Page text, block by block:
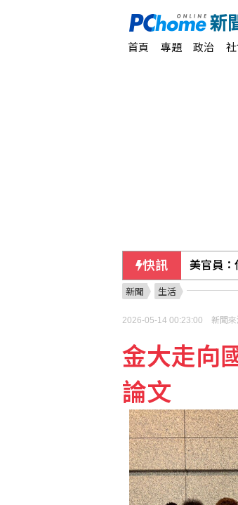
首頁 專題 政治
快訊 市場衡
新聞 生活
2026-05-14 00:23:00 新聞來
金大走向
論文